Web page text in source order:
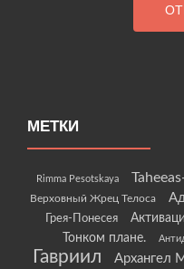
МЕТКИ
Rimma Pesotskaya
Верховный Жрец Телоса
Грея-Понесея
Тонком плане.
Гавриил
Архангел